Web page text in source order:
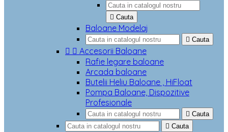
 Cauta
Baloane Modelaj
 Cauta
  Accesorii Baloane
Rafie legare baloane
Arcada baloane
Butelii Heliu Baloane , HiFloat
Pompa Baloane, Dispozitive
Profesionale
 Cauta
 Cauta